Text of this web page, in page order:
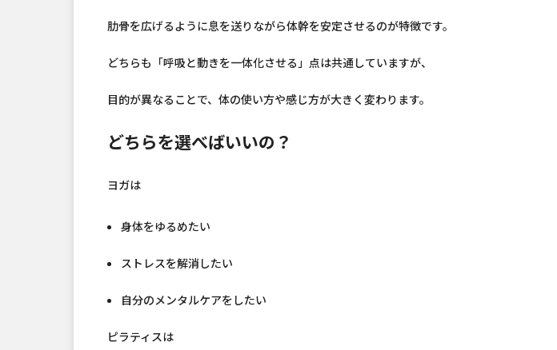
肋骨を広げるように息を送りながら体幹を安定させるのが特徴です。
どちらも「呼吸と動きを一体化させる」点は共通していますが、
目的が異なることで、体の使い方や感じ方が大きく変わります。
どちらを選べばいいの？
ヨガは
身体をゆるめたい
ストレスを解消したい
自分のメンタルケアをしたい
ピラティスは